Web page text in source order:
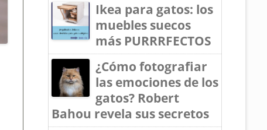
Ikea para gatos: los
muebles suecos
más PURRRFECTOS
¿Cómo fotografiar
las emociones de los
gatos? Robert
Bahou revela sus secretos